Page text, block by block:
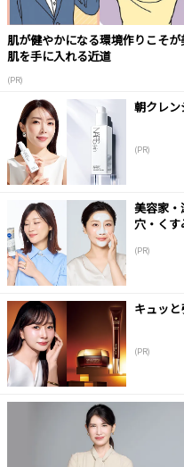
肌が健やかになる環境作りこそが
肌を手に入れる近道
(PR)
朝クレ
(PR)
美容家・
穴・くす
(PR)
キュッ
(PR)